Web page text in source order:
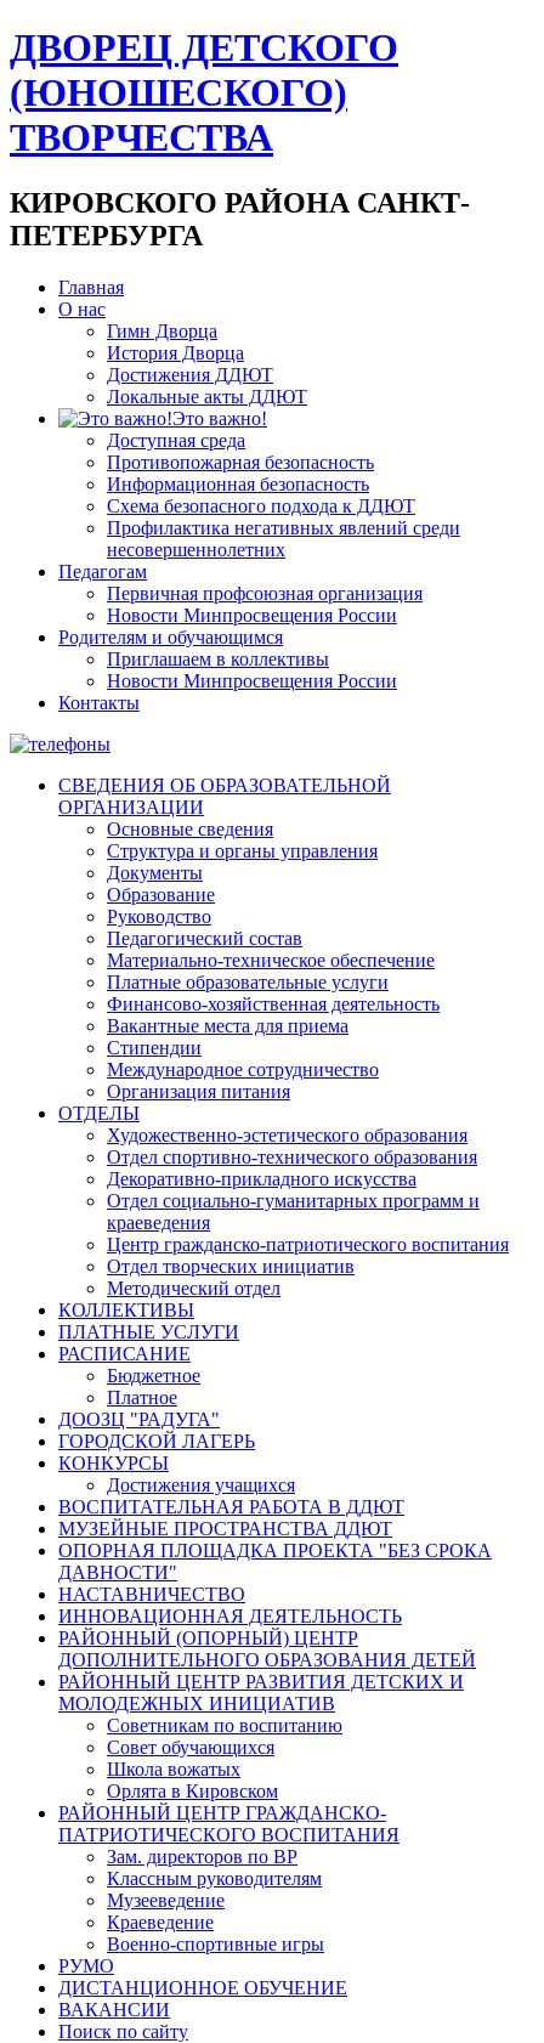
ДВОРЕЦ ДЕТСКОГО
(ЮНОШЕСКОГО)
ТВОРЧЕСТВА
КИРОВСКОГО РАЙОНА САНКТ-
ПЕТЕРБУРГА
Главная
О нас
Гимн Дворца
История Дворца
Достижения ДДЮТ
Локальные акты ДДЮТ
Это важно!
Доступная среда
Противопожарная безопасность
Информационная безопасность
Схема безопасного подхода к ДДЮТ
Профилактика негативных явлений среди
несовершеннолетних
Педагогам
Первичная профсоюзная организация
Новости Минпросвещения России
Родителям и обучающимся
Приглашаем в коллективы
Новости Минпросвещения России
Контакты
СВЕДЕНИЯ ОБ ОБРАЗОВАТЕЛЬНОЙ
ОРГАНИЗАЦИИ
Основные сведения
Структура и органы управления
Документы
Образование
Руководство
Педагогический состав
Материально-техническое обеспечение
Платные образовательные услуги
Финансово-хозяйственная деятельность
Вакантные места для приема
Стипендии
Международное сотрудничество
Организация питания
ОТДЕЛЫ
Художественно-эстетического образования
Отдел спортивно-технического образования
Декоративно-прикладного искусства
Отдел социально-гуманитарных программ и
краеведения
Центр гражданско-патриотического воспитания
Отдел творческих инициатив
Методический отдел
КОЛЛЕКТИВЫ
ПЛАТНЫЕ УСЛУГИ
РАСПИСАНИЕ
Бюджетное
Платное
ДООЗЦ "РАДУГА"
ГОРОДСКОЙ ЛАГЕРЬ
КОНКУРСЫ
Достижения учащихся
ВОСПИТАТЕЛЬНАЯ РАБОТА В ДДЮТ
МУЗЕЙНЫЕ ПРОСТРАНСТВА ДДЮТ
ОПОРНАЯ ПЛОЩАДКА ПРОЕКТА "БЕЗ СРОКА
ДАВНОСТИ"
НАСТАВНИЧЕСТВО
ИННОВАЦИОННАЯ ДЕЯТЕЛЬНОСТЬ
РАЙОННЫЙ (ОПОРНЫЙ) ЦЕНТР
ДОПОЛНИТЕЛЬНОГО ОБРАЗОВАНИЯ ДЕТЕЙ
РАЙОННЫЙ ЦЕНТР РАЗВИТИЯ ДЕТСКИХ И
МОЛОДЕЖНЫХ ИНИЦИАТИВ
Советникам по воспитанию
Совет обучающихся
Школа вожатых
Орлята в Кировском
РАЙОННЫЙ ЦЕНТР ГРАЖДАНСКО-
ПАТРИОТИЧЕСКОГО ВОСПИТАНИЯ
Зам. директоров по ВР
Классным руководителям
Музееведение
Краеведение
Военно-спортивные игры
РУМО
ДИСТАНЦИОННОЕ ОБУЧЕНИЕ
ВАКАНСИИ
Поиск по сайту